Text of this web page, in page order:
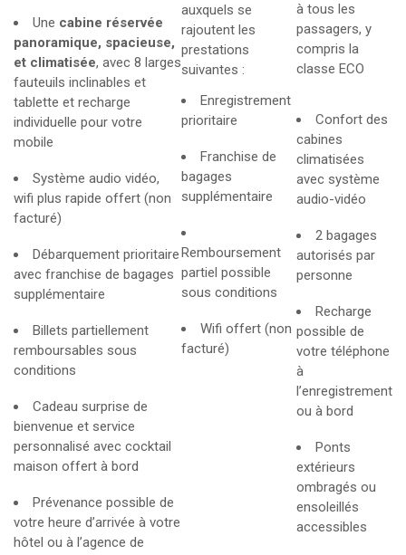
Une cabine réservée
panoramique, spacieuse,
et climatisée, avec 8 larges
fauteuils inclinables et
tablette et recharge
individuelle pour votre
mobile
Système audio vidéo,
wifi plus rapide offert (non
facturé)
Débarquement prioritaire
avec franchise de bagages
supplémentaire
Billets partiellement
remboursables sous
conditions
Cadeau surprise de
bienvenue et service
personnalisé avec cocktail
maison offert à bord
Prévenance possible de
votre heure d’arrivée à votre
hôtel ou à l’agence de
auxquels se
rajoutent les
prestations
suivantes :
Enregistrement
prioritaire
Franchise de
bagages
supplémentaire
Remboursement
partiel possible
sous conditions
Wifi offert (non
facturé)
à tous les
passagers, y
compris la
classe ECO
Confort des
cabines
climatisées
avec système
audio-vidéo
2 bagages
autorisés par
personne
Recharge
possible de
votre téléphone
à
l’enregistrement
ou à bord
Ponts
extérieurs
ombragés ou
ensoleillés
accessibles